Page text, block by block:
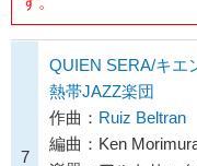
7
QUIEN SERA/キエ
熱帯JAZZ楽団
作曲： Ruiz Beltran
編曲：Ken